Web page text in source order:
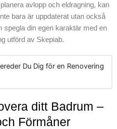
avlopp och eldragning, kan
bara är uppdaterat utan också
spegla din egen karaktär med en
utförd av Skepiab.
Du Dig för en Renovering
ditt Badrum –
Förmåner